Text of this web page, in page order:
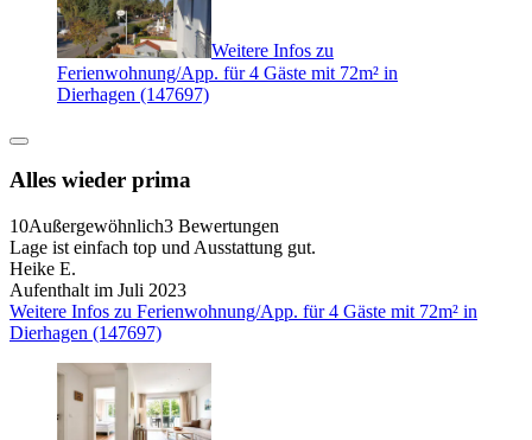
Weitere Infos zu
Ferienwohnung/App. für 4 Gäste mit 72m² in
Dierhagen (147697)
Alles wieder prima
10Außergewöhnlich3 Bewertungen
Lage ist einfach top und Ausstattung gut.
Heike E.
Aufenthalt im Juli 2023
Weitere Infos zu Ferienwohnung/App. für 4 Gäste mit 72m² in
Dierhagen (147697)